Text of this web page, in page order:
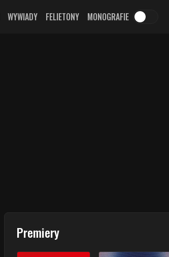
WYWIADY FELIETONY MONOGRAFIE
Premiery